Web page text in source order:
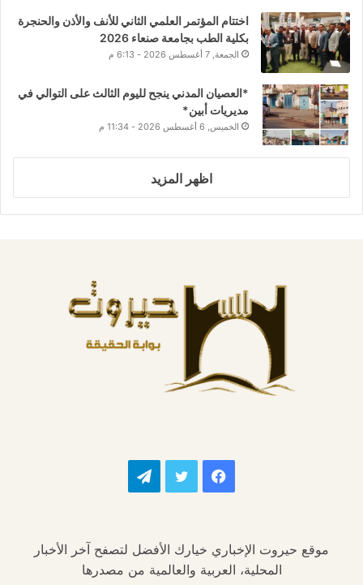
اختتام المؤتمر العلمي الثاني للأنف والأذن والحنجرة
بكلية الطب بجامعة صنعاء 2026
الجمعة, 7 أغسطس 2026 - 6:13 م
*العصيان المدني ينجح لليوم الثالث على التوالي في
مديريات أبين*
الخميس, 6 أغسطس 2026 - 11:34 م
اظهر المزيد
فيسبوك تويتر تيلقرام
موقع حيروت الإخباري خيارك الأفضل لتصفح آخر الأخبار
المحلية، العربية والعالمية من مصدرها